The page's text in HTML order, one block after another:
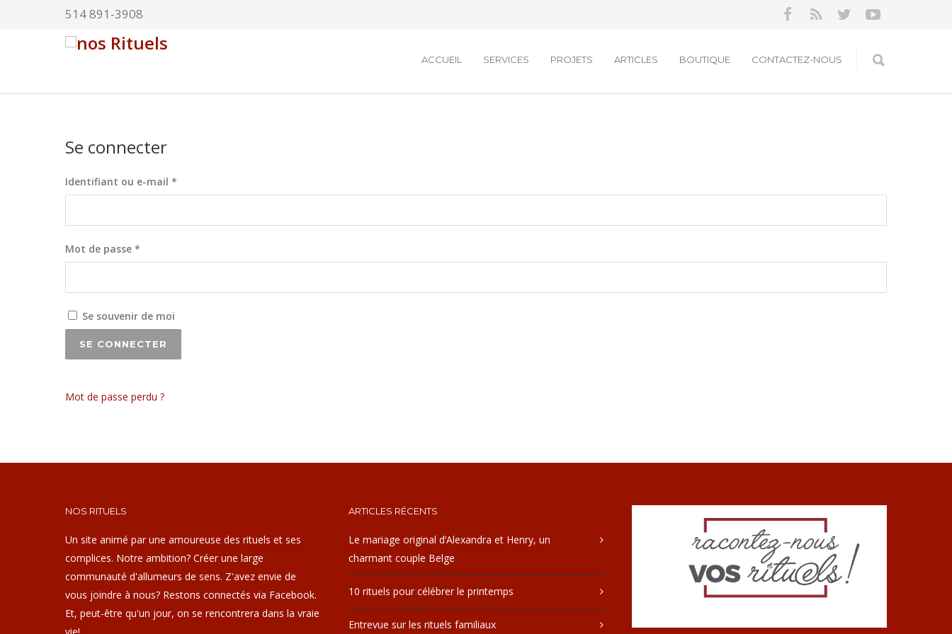
514 891-3908
ACCUEIL SERVICES PROJETS ARTICLES BOUTIQUE CONTACTEZ-NOUS
Se connecter
Identifiant ou e-mail *
Mot de passe *
Se souvenir de moi
SE CONNECTER
Mot de passe perdu ?
NOS RITUELS
Un site animé par une amoureuse des rituels et ses
complices. Notre ambition? Créer une large
communauté d'allumeurs de sens. Z'avez envie de
vous joindre à nous? Restons connectés via Facebook.
Et, peut-être qu'un jour, on se rencontrera dans la vraie
ARTICLES RÉCENTS
Le mariage original d’Alexandra et Henry, un
charmant couple Belge
10 rituels pour célébrer le printemps
Entrevue sur les rituels familiaux